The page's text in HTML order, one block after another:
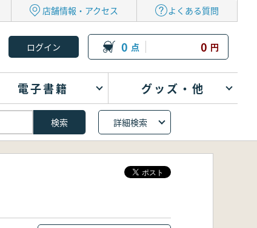
店舗情報・アクセス よくある質問
0 点 0 円
電子書籍 グッズ・他
詳細検索